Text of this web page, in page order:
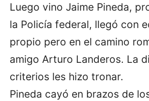
Luego vino Jaime Pineda,
la Policía federal, llegó con
propio pero en el camino
amigo Arturo Landeros. La
criterios les hizo tronar.
Pineda cayó en brazos de